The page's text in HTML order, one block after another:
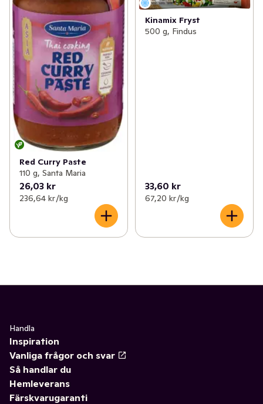
Red Curry Paste
110 g, Santa Maria
26,03 kr
236,64 kr /kg
Kinamix Fryst
500 g, Findus
33,60 kr
67,20 kr /kg
Handla
Inspiration
Vanliga frågor och svar
Så handlar du
Hemleverans
Färskvarugaranti